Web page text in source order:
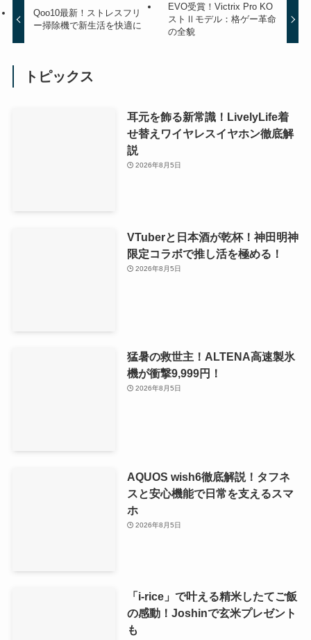
Qoo10最新！ストレスフリ
ー掃除機で新生活を快適に
EVO受賞！Victrix Pro KO
ストⅡモデル：格ゲー革命
の全貌
トピックス
耳元を飾る新常識！LivelyLife着
せ替えワイヤレスイヤホン徹底解
説
2026年8月5日
VTuberと日本酒が乾杯！神田明神
限定コラボで推し活を極める！
2026年8月5日
猛暑の救世主！ALTENA高速製氷
機が衝撃9,999円！
2026年8月5日
AQUOS wish6徹底解説！タフネ
スと安心機能で日常を支えるスマ
ホ
2026年8月5日
「i-rice」で叶える精米したてご飯
の感動！Joshinで玄米プレゼント
も